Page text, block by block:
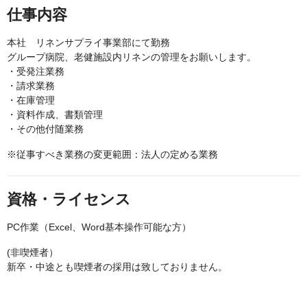
仕事内容
本社 リネンサプライ事業部にて勤務
グループ病院、老健施設内リネンの管理をお願いします。
・受発注業務
・請求業務
・在庫管理
・資料作成、書類管理
・その他付随業務
※従事すべき業務の変更範囲：法人の定める業務
資格・ライセンス
PC作業（Excel、Word基本操作可能な方）
(非喫煙者）
新卒・中途とも喫煙者の採用は致しておりません。